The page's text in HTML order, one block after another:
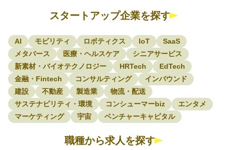
スタートアップ企業を探す
AI モビリティ ロボティクス IoT
SaaS
メタバース
医療・ヘルスケア
シニアサービス
新素材・バイオテクノロジー
HRTech
EdTech
金融・Fintech
コンサルティング
インバウンド
建設
不動産 製造業
物流・配送
サステナビリティ・環境
コンシューマーbiz
エンタメ
マーケティング
宇宙 ベンチャーキャピタル
職種から求人を探す